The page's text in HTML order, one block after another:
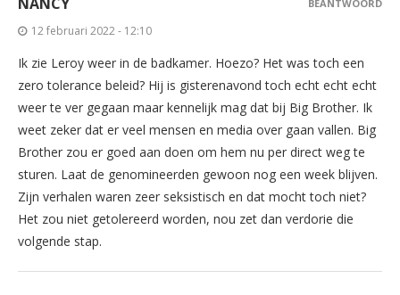
12 februari 2022 - 12:10
Ik zie Leroy weer in de badkamer. Hoezo? Het was toch een
zero tolerance beleid? Hij is gisterenavond toch echt echt echt
weer te ver gegaan maar kennelijk mag dat bij Big Brother. Ik
weet zeker dat er veel mensen en media over gaan vallen. Big
Brother zou er goed aan doen om hem nu per direct weg te
sturen. Laat de genomineerden gewoon nog een week blijven.
Zijn verhalen waren zeer seksistisch en dat mocht toch niet?
Het zou niet getolereerd worden, nou zet dan verdorie die
volgende stap.
BEANTWOORD